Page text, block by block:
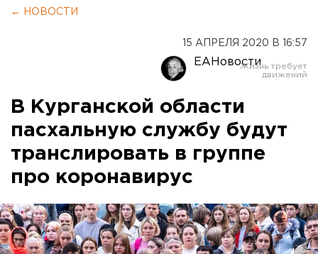
← НОВОСТИ
15 АПРЕЛЯ 2020 В 16:57
ЕАНовости
В Курганской области
пасхальную службу будут
транслировать в группе
про коронавирус